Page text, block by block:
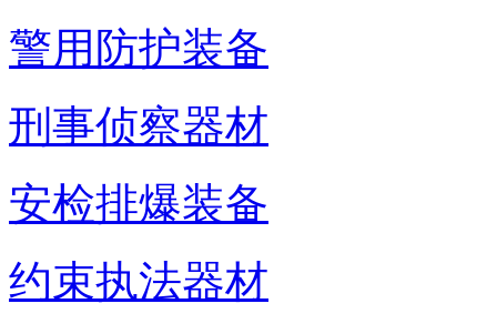
警用防护装备
刑事侦察器材
安检排爆装备
约束执法器材